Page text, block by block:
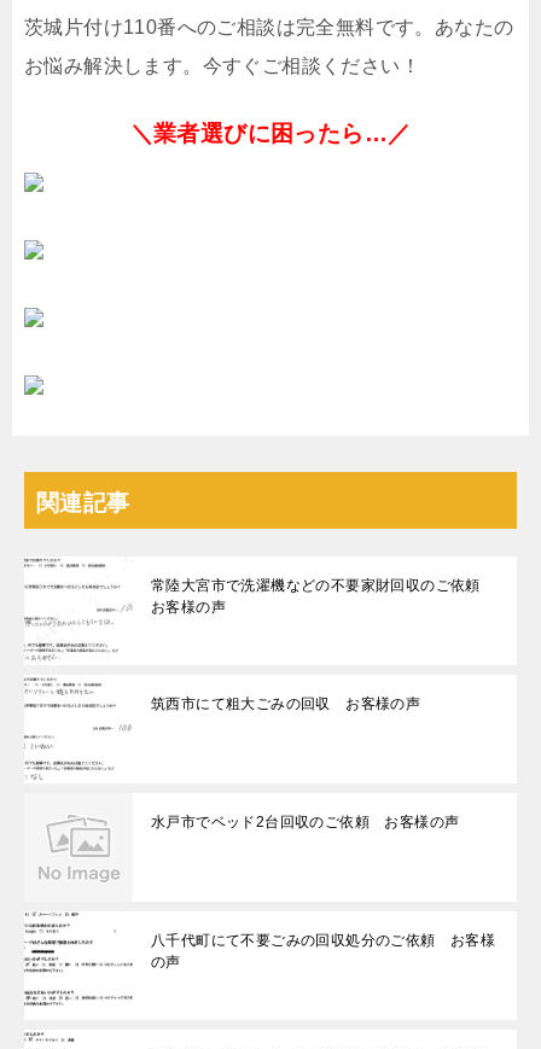
茨城片付け110番へのご相談は完全無料です。あなたの
お悩み解決します。今すぐご相談ください！
＼業者選びに困ったら…／
関連記事
常陸大宮市で洗濯機などの不要家財回収のご依頼
お客様の声
筑西市にて粗大ごみの回収 お客様の声
水戸市でベッド2台回収のご依頼 お客様の声
八千代町にて不要ごみの回収処分のご依頼 お客様
の声